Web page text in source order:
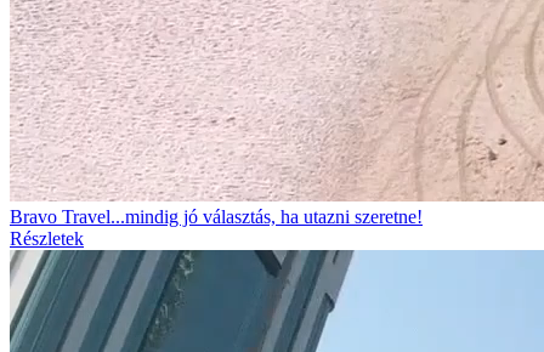
Bravo Travel...mindig jó választás, ha utazni szeretne!
Részletek